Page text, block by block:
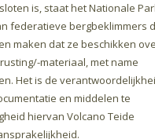
is, staat het Nationale
federatieve bergbeklimmers
maken dat ze beschikken
materiaal, met name
Het is de
en middelen te
hiervan Volcano Teide